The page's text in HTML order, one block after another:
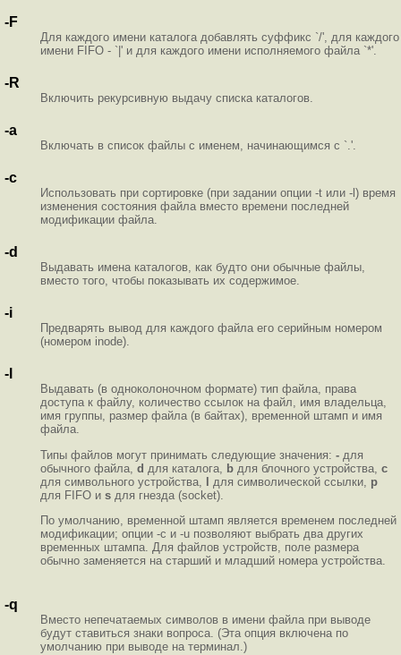
-F
Для каждого имени каталога добавлять суффикс `/', для каждого
имени FIFO - `|' и для каждого имени исполняемого файла `*'.
-R
Включить рекурсивную выдачу списка каталогов.
-a
Включать в список файлы с именем, начинающимся с `.'.
-c
Использовать при сортировке (при задании опции -t или -l) время
изменения состояния файла вместо времени последней
модификации файла.
-d
Выдавать имена каталогов, как будто они обычные файлы,
вместо того, чтобы показывать их содержимое.
-i
Предварять вывод для каждого файла его серийным номером
(номером inode).
-l
Выдавать (в одноколоночном формате) тип файла, права
доступа к файлу, количество ссылок на файл, имя владельца,
имя группы, размер файла (в байтах), временной штамп и имя
файла.
Типы файлов могут принимать следующие значения: - для
обычного файла, d для каталога, b для блочного устройства, c
для символьного устройства, l для символической ссылки, p
для FIFO и s для гнезда (socket).
По умолчанию, временной штамп является временем последней
модификации; опции -c и -u позволяют выбрать два других
временных штампа. Для файлов устройств, поле размера
обычно заменяется на старший и младший номера устройства.
-q
Вместо непечатаемых символов в имени файла при выводе
будут ставиться знаки вопроса. (Эта опция включена по
умолчанию при выводе на терминал.)